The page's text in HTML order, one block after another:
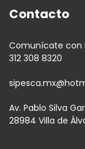
Contacto
Comunícate con
312 308 8320
Av. Pablo Silva
28984 Villa de